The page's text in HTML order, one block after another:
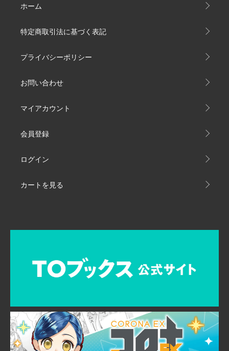
ホーム
特定商取引法に基づく表記
プライバシーポリシー
お問い合わせ
マイアカウント
会員登録
ログイン
カートを見る